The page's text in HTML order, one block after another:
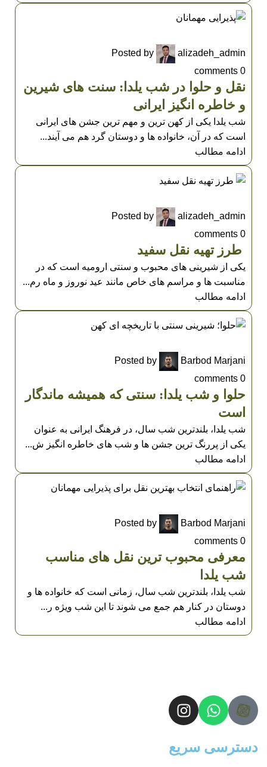
Posted by
alizadeh_admin
0
comments
نقل و حلوا در شب یلدا: سنت های شیرین
و خاطره انگیز ایرانی
شب یلدا یکی از کهن ترین و مهم ترین جشن های ایرانی
است که در آن، خانواده ها و دوستان گرد هم می آیند...
ادامه مطالب
Posted by
alizadeh_admin
0
comments
طرز تهیه نقل سفید
یکی از شیرینی های محبوب و سنتی ارومیه است که در
مناسبت ها و مراسم های خاص مانند عید نوروز و ماه رم...
ادامه مطالب
Posted by
Barbod Marjani
0
comments
حلوا و شب یلدا: سنتی که همیشه ماندگار
است
شب یلدا، بلندترین شب سال، در فرهنگ ایرانی به عنوان
یکی از پررنگ ترین جشن ها و شب های خاطره انگیز ش...
ادامه مطالب
Posted by
Barbod Marjani
0
comments
معرفی محبوب ترین نقل های مناسب
شب یلدا
شب یلدا، بلندترین شب سال، زمانی است که خانواده ها و
دوستان در کنار هم جمع می شوند تا این شب ویژه ر...
ادامه مطالب
دسترسی سریع